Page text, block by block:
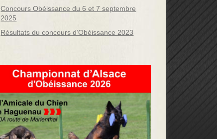
Concours Obéissance du 6 et 7 septembre
2025
Résultats du concours d’Obéissance 2023